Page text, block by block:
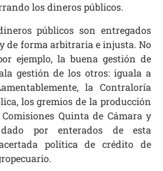
los dineros públicos.
públicos son entregados
de forma arbitraria e injusta. No
ejemplo, la buena gestión de
gestión de los otros: iguala a
la Contraloría
los gremios de la producción
Quinta de Cámara y
por enterados de esta
política de crédito de